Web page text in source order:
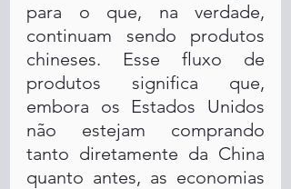
para o que, na verdade,
continuam sendo produtos
chineses. Esse fluxo de
produtos significa que,
embora os Estados Unidos
não estejam comprando
tanto diretamente da China
quanto antes, as economias